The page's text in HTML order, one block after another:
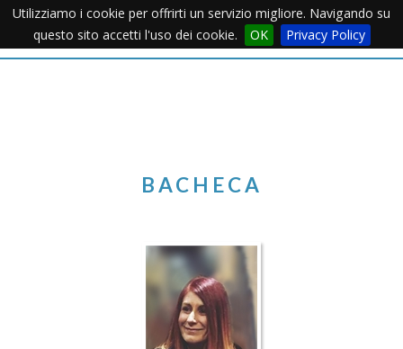
Utilizziamo i cookie per offrirti un servizio migliore. Navigando su
questo sito accetti l'uso dei cookie.
OK Privacy PolicyMenu
BACHECA